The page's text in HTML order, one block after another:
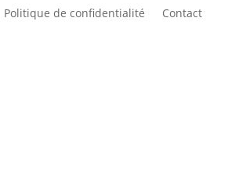
Politique de confidentialité Contact